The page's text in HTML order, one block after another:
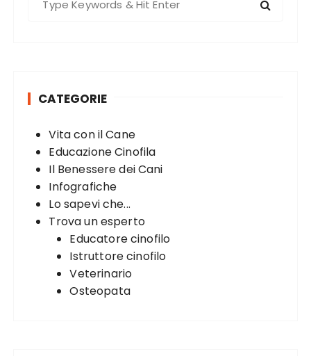
CATEGORIE
Vita con il Cane
Educazione Cinofila
Il Benessere dei Cani
Infografiche
Lo sapevi che...
Trova un esperto
Educatore cinofilo
Istruttore cinofilo
Veterinario
Osteopata